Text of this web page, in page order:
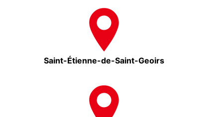
Saint-Étienne-de-Saint-Geoirs